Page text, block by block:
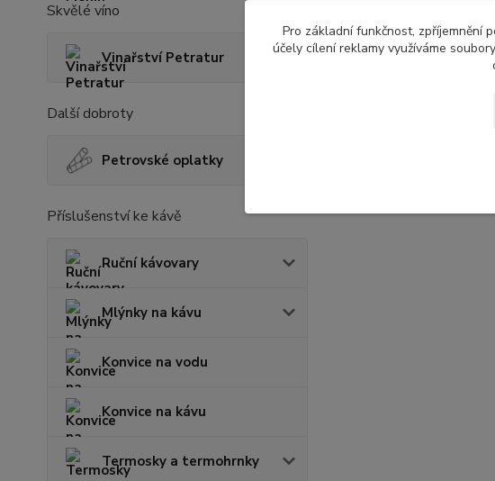
Skvělé víno
Vinařství Petratur
Další dobroty
Petrovské oplatky
Příslušenství ke kávě
Ruční kávovary
Mlýnky na kávu
Konvice na vodu
Konvice na kávu
Termosky a termohrnky
Pro základní funkčnost, zpříjemnění
účely cílení reklamy využíváme